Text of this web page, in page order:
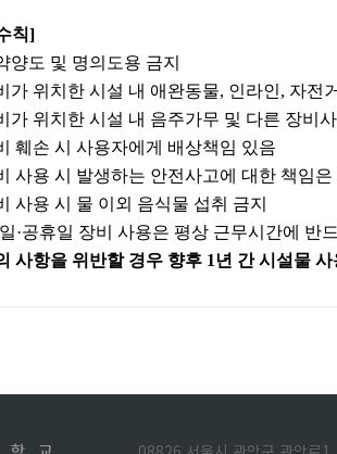
칙]
양도 및 명의도용 금지
가 위치한 시설 내 애완동물, 인라인, 자전거
위치한 시설 내 음주가무 및 다른 장비사
훼손 시 사용자에게 배상책임 있음
사용 시 발생하는 안전사고에 대한 책임은
사용 시 물 이외 음식물 섭취 금지
일·공휴일 장비 사용은 평상 근무시간에 반
사항을 위반할 경우 향후 1 년 간 시설물 사